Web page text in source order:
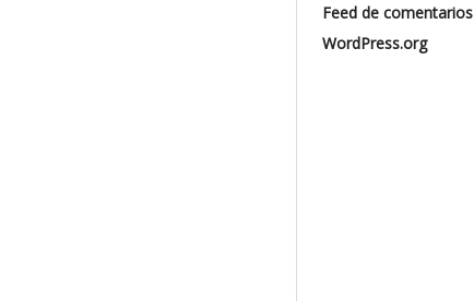
Feed de comentarios
WordPress.org